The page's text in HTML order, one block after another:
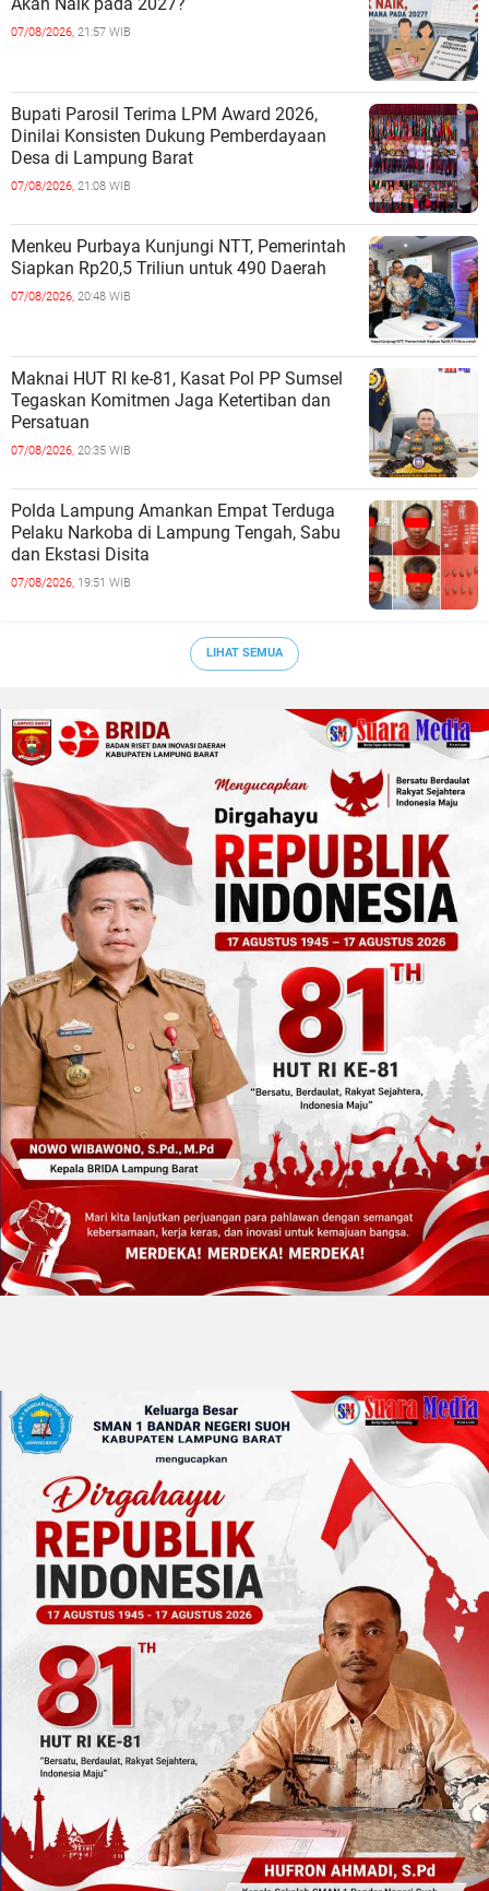
07/08/2026, 21:57 WIB
Bupati Parosil Terima LPM Award 2026,
Dinilai Konsisten Dukung Pemberdayaan
Desa di Lampung Barat
07/08/2026, 21:08 WIB
Menkeu Purbaya Kunjungi NTT, Pemerintah
Siapkan Rp20,5 Triliun untuk 490 Daerah
07/08/2026, 20:48 WIB
Maknai HUT RI ke-81, Kasat Pol PP Sumsel
Tegaskan Komitmen Jaga Ketertiban dan
Persatuan
07/08/2026, 20:35 WIB
Polda Lampung Amankan Empat Terduga
Pelaku Narkoba di Lampung Tengah, Sabu
dan Ekstasi Disita
07/08/2026, 19:51 WIB
LIHAT SEMUA